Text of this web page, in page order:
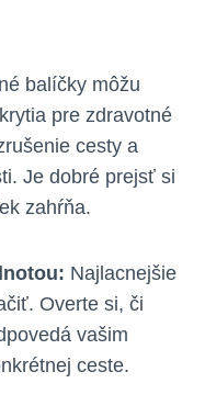
balíčky môžu
pre zdravotné
cesty a
Je dobré prejsť si
zahŕňa.
Najlacnejšie
Overte si, či
vašim
ceste.